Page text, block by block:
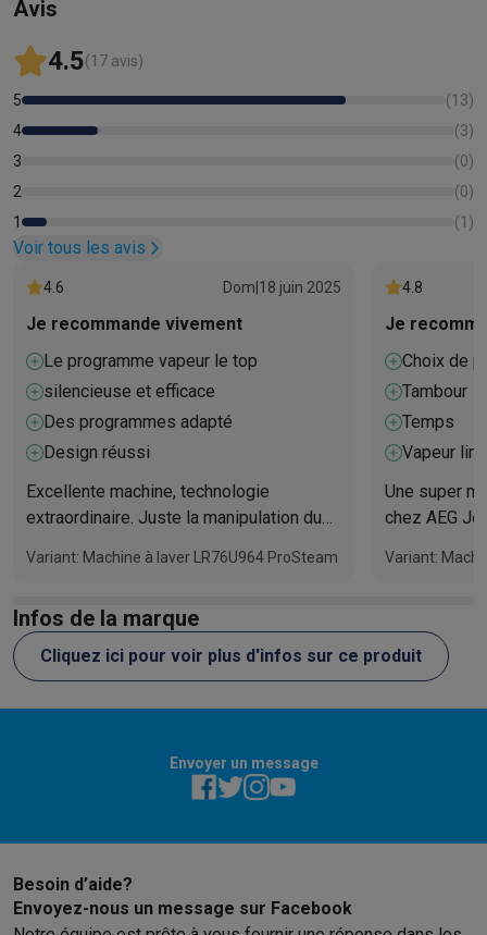
Avis
4.5(17 avis)
5 (13)
4
(3)
3
(0)
2
(0)
1
(1 )
Voir tous les avis
4.6 Dom 18 juin 2025
Je recommande vivement
Le programme vapeur le top
silencieuse et efficace
Des programmes adapté
Design réussi
Excellente machine, technologie
extraordinaire. Juste la manipulation du
soi ne me gêne pas, mais que AEG
Variant: Machine à laver LR76U964 ProSteam
4.8
Je
Choix de
Tambour
Temps
Vapeur
Une super
chez AEG
Variant:
Infos de la marque
Cliquez ici pour voir plus d'infos sur ce produit
Envoyer un message
Besoin d’aide?
Envoyez-nous un message sur Facebook